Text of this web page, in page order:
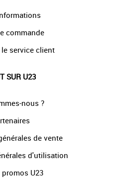
commande
service client
SUR U23
nous ?
de vente
d'utilisation
U23